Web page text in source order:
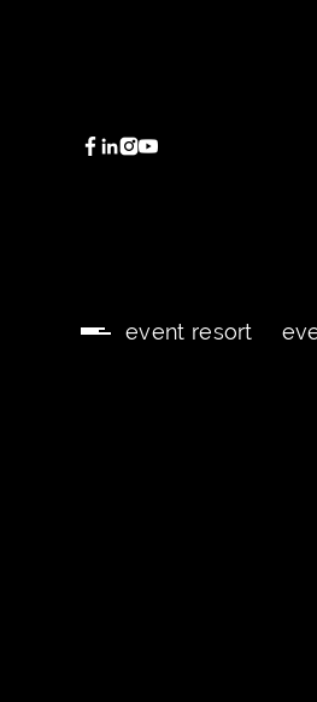
event resort